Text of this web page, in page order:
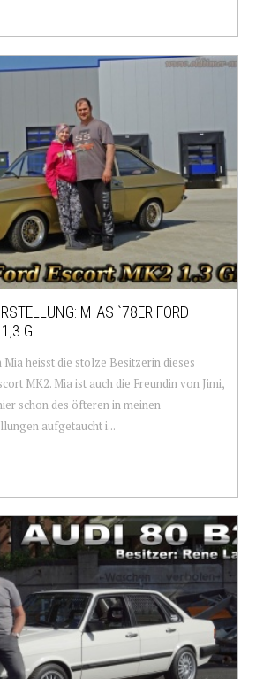
MIAS `78ER FORD
GL
Mia heisst die stolze Besitzerin dieses
MK2. Mia ist auch die Freundin von Jimi,
schon des öfteren in meinen
aufgetaucht i...